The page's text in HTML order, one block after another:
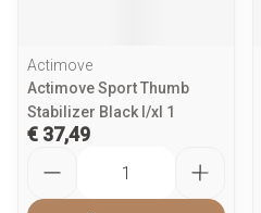
Actimove
Actimove Sport Thumb
Stabilizer Black l/xl 1
€ 37,49